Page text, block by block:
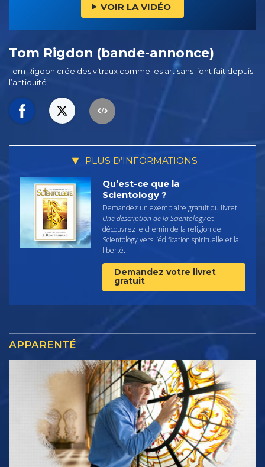
VOIR LA VIDÉO
Tom Rigdon (bande-annonce)
Tom Rigdon crée des vitraux comme les artisans l’ont fait depuis
l’antiquité.
PLUS D’INFORMATIONS
Qu’est-ce que la
Scientology ?
Demandez un exemplaire gratuit du livret
Une description de la Scientologyet
découvrez le chemin de la religion de
Scientology vers l’édification spirituelle et la
liberté.
Demandez votre livret
gratuit
APPARENTÉ